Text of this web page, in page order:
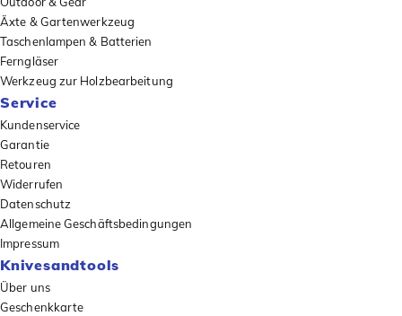
Äxte & Gartenwerkzeug
Taschenlampen & Batterien
Ferngläser
Werkzeug zur Holzbearbeitung
Service
Kundenservice
Garantie
Retouren
Widerrufen
Datenschutz
Allgemeine Geschäftsbedingungen
Impressum
Knivesandtools
Über uns
Geschenkkarte